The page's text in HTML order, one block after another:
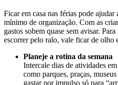
Ficar em casa nas férias pode
mínimo de organização. Com as
gastos sobem quase sem avisar.
escorrer pelo ralo, vale ficar de olho
Planeje a rotina da semana
Intercale dias de atividades
como parques, praças,
gastar por impulso só para